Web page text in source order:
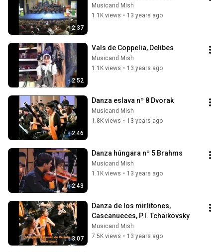
2:37
Musicand Mish
1.1K views • 13 years ago
2:52
Vals de Coppelia, Delibes
Musicand Mish
1.1K views • 13 years ago
2:46
Danza eslava nº 8 Dvorak
Musicand Mish
1.8K views • 13 years ago
2:43
Danza húngara nº 5 Brahms
Musicand Mish
1.1K views • 13 years ago
3:07
Danza de los mirlitones,
Cascanueces, P.I. Tchaikovsky
Musicand Mish
7.5K views • 13 years ago